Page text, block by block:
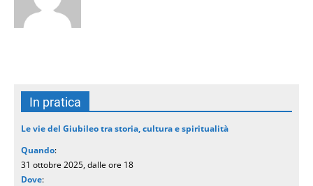
In pratica
Le vie del Giubileo tra storia, cultura e spiritualità
Quando:
31 ottobre 2025, dalle ore 18
Dove: